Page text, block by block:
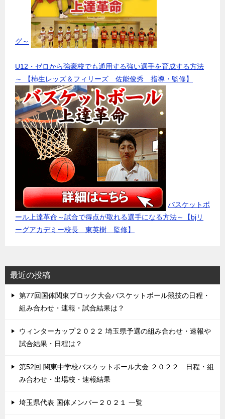
グ～
U12・ゼロから強豪校でも通用する強い選手を育成する方法
～ 【柿生レッズ＆フィリーズ 佐能俊秀 指導・監修】
バスケットボ
ール上達革命～試合で得点が取れる選手になる方法～【bjリ
ーグアカデミー校長 東英樹 監修】
最近の投稿
第77回国体関東ブロック大会バスケットボール競技の日程・
組み合わせ・速報・試合結果は？
ウィンターカップ２０２２ 埼玉県予選の組み合わせ・速報や
試合結果・日程は？
第52回 関東中学校バスケットボール大会 ２０２２ 日程・組
み合わせ・出場校・速報結果
埼玉県代表 国体メンバー２０２１ 一覧